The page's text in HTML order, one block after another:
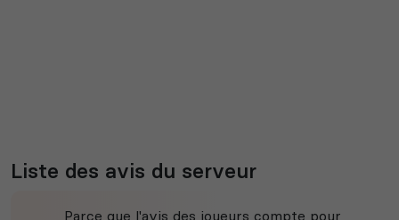
Liste des avis du serveur
Parce que l'avis des joueurs compte pour